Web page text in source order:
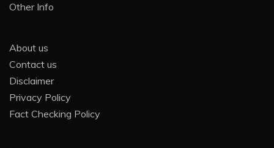
Other Info
About us
Contact us
Disclaimer
Privacy Policy
Fact Checking Policy